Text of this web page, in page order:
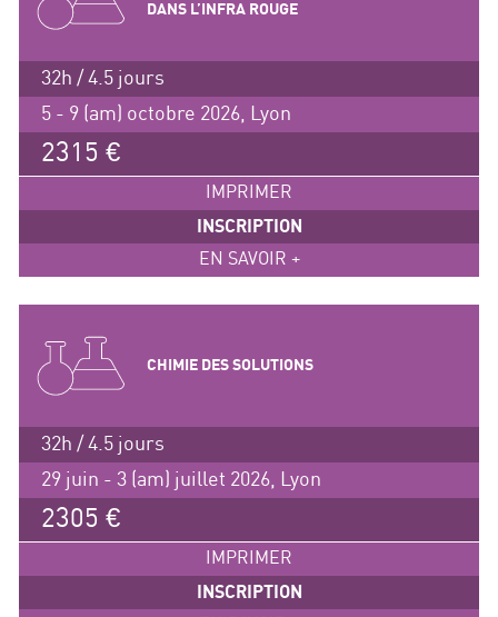
DANS L’INFRA ROUGE
32h / 4.5 jours
5 - 9 (am) octobre 2026, Lyon
2315 €
IMPRIMER
INSCRIPTION
EN SAVOIR +
CHIMIE DES SOLUTIONS
32h / 4.5 jours
29 juin - 3 (am) juillet 2026, Lyon
2305 €
IMPRIMER
INSCRIPTION